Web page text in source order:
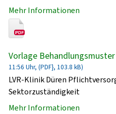
Mehr Informationen
Vorlage Behandlungsmuster
11:56 Uhr, (PDF}, 103.8 kB)
LVR-Klinik Düren
Sektorzuständigkeit
Mehr Informationen